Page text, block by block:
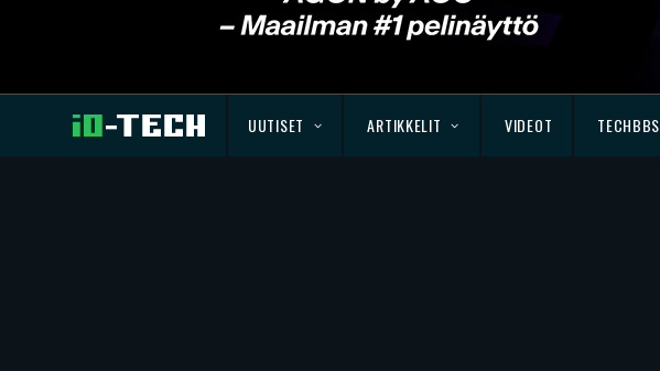
UUTISET ARTIKKELIT VIDEOT TECHBBS